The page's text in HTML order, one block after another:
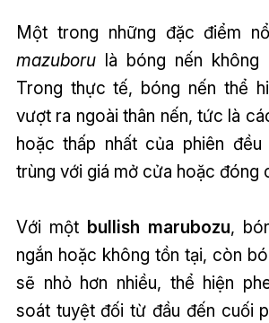
Một trong những đặc điểm
mazuborulà bóng nến không
Trong thực tế, bóng nến thể
vượt ra ngoài thân nến, tức là
hoặc thấp nhất của phiên đều
trùng với giá mở cửa hoặc đóng
Với một bullish marubozu,
ngắn hoặc không tồn tại, còn
sẽ nhỏ hơn nhiều, thể hiện
soát tuyệt đối từ đầu đến cuối